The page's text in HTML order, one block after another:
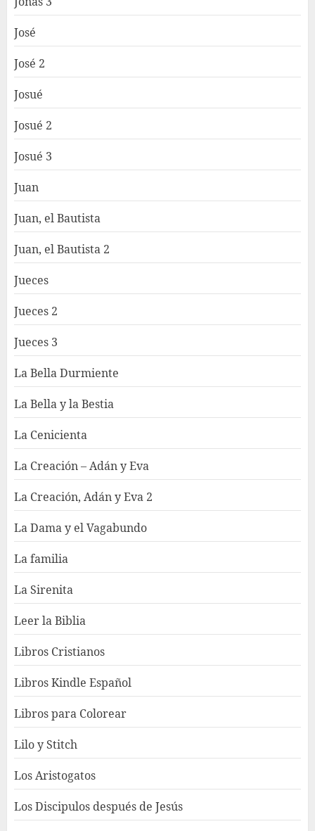
José
José 2
Josué
Josué 2
Josué 3
Juan
Juan, el Bautista
Juan, el Bautista 2
Jueces
Jueces 2
Jueces 3
La Bella Durmiente
La Bella y la Bestia
La Cenicienta
La Creación – Adán y Eva
La Creación, Adán y Eva 2
La Dama y el Vagabundo
La familia
La Sirenita
Leer la Biblia
Libros Cristianos
Libros Kindle Español
Libros para Colorear
Lilo y Stitch
Los Aristogatos
Los Discipulos después de Jesús